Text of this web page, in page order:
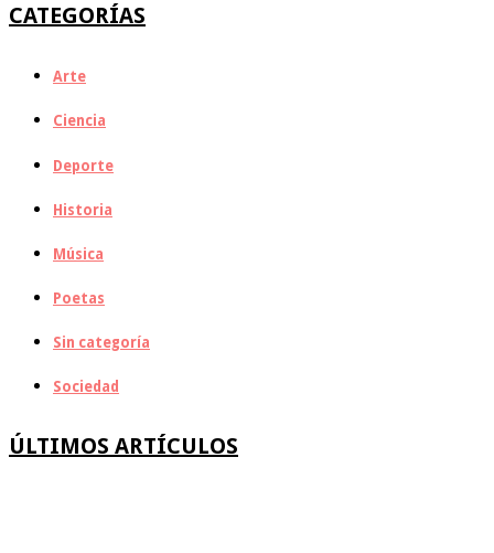
CATEGORÍAS
Arte
Ciencia
Deporte
Historia
Música
Poetas
Sin categoría
Sociedad
ÚLTIMOS ARTÍCULOS